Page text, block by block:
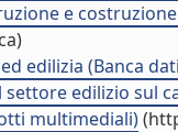
e
edilizia (Banca
settore edilizio
multimediali)